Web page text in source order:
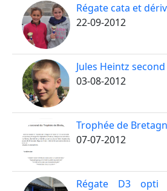
Régate cata et
22-09-2012
Jules Heintz
03-08-2012
Trophée de
07-07-2012
Régate D3 opti